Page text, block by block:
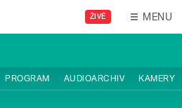
ŽIVĚ MENU
PROGRAM AUDIOARCHIV KAMERY